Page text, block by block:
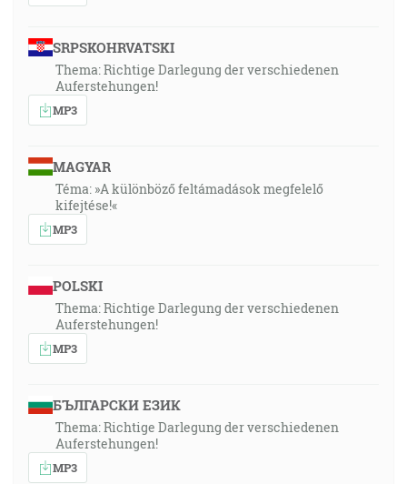
SRPSKOHRVATSKI
Thema: Richtige Darlegung der verschiedenen
Auferstehungen!
MP3
MAGYAR
Téma: »A különböző feltámadások megfelelő
kifejtése!«
MP3
POLSKI
Thema: Richtige Darlegung der verschiedenen
Auferstehungen!
MP3
БЪЛГАРСКИ ЕЗИК
Thema: Richtige Darlegung der verschiedenen
Auferstehungen!
MP3